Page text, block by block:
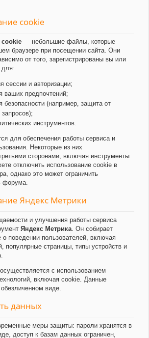
cookie
cookie — небольшие файлы, которые
браузере при посещении сайта. Они
от того, зарегистрированы вы или
для:
сессии и авторизации;
ваших предпочтений;
безопасности (например, защита от
инструментов.
для обеспечения работы сервиса и
Некоторые из них
сторонами, включая инструменты
отключить использование cookie в
однако это может ограничить
форума.
Яндекс Метрики
и улучшения работы сервиса
Яндекс Метрика. Он собирает
поведении пользователей, включая
популярные страницы, типы устройств и
с использованием
включая cookie. Данные
виде.
данных
меры защиты: пароли хранятся в
доступ к базам данных ограничен,